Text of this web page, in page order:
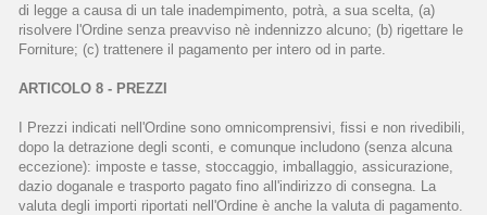
di legge a causa di un tale inadempimento, potrà, a sua scelta, (a)
risolvere l'Ordine senza preavviso nè indennizzo alcuno; (b) rigettare le
Forniture; (c) trattenere il pagamento per intero od in parte.
ARTICOLO 8 - PREZZI
I Prezzi indicati nell'Ordine sono omnicomprensivi, fissi e non rivedibili,
dopo la detrazione degli sconti, e comunque includono (senza alcuna
eccezione): imposte e tasse, stoccaggio, imballaggio, assicurazione,
dazio doganale e trasporto pagato fino all'indirizzo di consegna. La
valuta degli importi riportati nell'Ordine è anche la valuta di pagamento.